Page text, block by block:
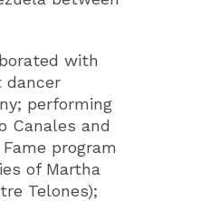
with
dancer
performing
Canales and
program
of Martha
Telones);